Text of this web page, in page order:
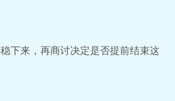
下来，再商讨决定是否提前结束这